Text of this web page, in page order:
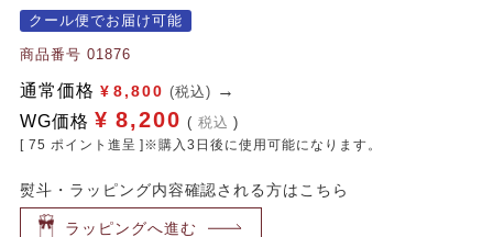
クール便でお届け可能
商品番号 01876
通常価格 ¥ 8,800 (税込)
WG価格 ¥ 8,200 税込
[ 75 ポイント進呈 ]※購入3日後に使用可能になります。
熨斗・ラッピング内容確認される方はこちら
ラッピングへ進む